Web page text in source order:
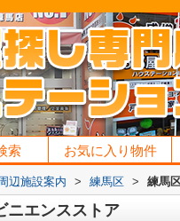
索 お気に入り物件
辺施設案内 > 練馬区 > 練馬
ニエンスストア